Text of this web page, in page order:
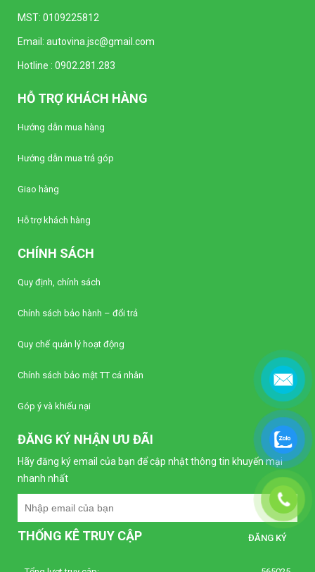
(96x96mm)
Bộ điều khiển nhiệt độ Autonics TC4Y-N2N
(Loại tiêu chuẩn)
Bộ điều khiển nhiệt độ Autonics TC4S-12R
Bộ định thời Analog – Power Off Delay
Autonics AT8PMN-6
Bộ định thời Analog – Power Off Delay
Autonics AT8PMN
Liên hệ
MST: 0109225812
Email: autovina.jsc@gmail.com
Hotline : 0902.281.283
HỖ TRỢ KHÁCH HÀNG
Hướng dẫn mua hàng
Hướng dẫn mua trả góp
Giao hàng
Hỗ trợ khách hàng
CHÍNH SÁCH
Quy định, chính sách
Chính sách bảo hành – đổi trả
Quy chế quản lý hoạt động
Chính sách bảo mật TT cá nhân
Góp ý và khiếu nại
ĐĂNG KÝ NHẬN ƯU ĐÃI
Hãy đăng ký email của bạn để cập nhật thông tin khuyến mại
nhanh nhất
THỐNG KÊ TRUY CẬP